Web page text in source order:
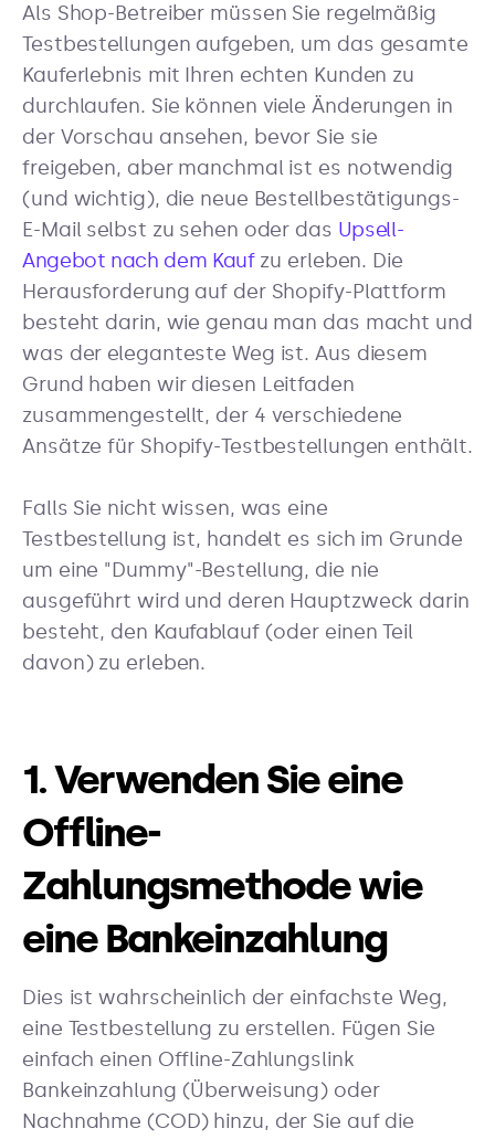
Als Shop-Betreiber müssen Sie regelmäßig
Testbestellungen aufgeben, um das gesamte
Kauferlebnis mit Ihren echten Kunden zu
durchlaufen. Sie können viele Änderungen in
der Vorschau ansehen, bevor Sie sie
freigeben, aber manchmal ist es notwendig
(und wichtig), die neue Bestellbestätigungs-
E-Mail selbst zu sehen oder das Upsell-
Angebot nach dem Kaufzu erleben. Die
Herausforderung auf der Shopify-Plattform
besteht darin, wie genau man das macht und
was der eleganteste Weg ist. Aus diesem
Grund haben wir diesen Leitfaden
zusammengestellt, der 4 verschiedene
Ansätze für Shopify-Testbestellungen enthält.
Falls Sie nicht wissen, was eine
Testbestellung ist, handelt es sich im Grunde
um eine "Dummy"-Bestellung, die nie
ausgeführt wird und deren Hauptzweck darin
besteht, den Kaufablauf (oder einen Teil
davon) zu erleben.
1. Verwenden Sie eine
Offline-
Zahlungsmethode wie
eine Bankeinzahlung
Dies ist wahrscheinlich der einfachste Weg,
eine Testbestellung zu erstellen. Fügen Sie
einfach einen Offline-Zahlungslink
Bankeinzahlung (Überweisung) oder
Nachnahme (COD) hinzu, der Sie auf die